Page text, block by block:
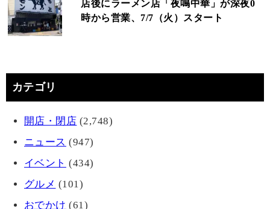
店後にラーメン店「夜鳴中華」が深夜0
時から営業、7/7（火）スタート
カテゴリ
開店・閉店 (2,748)
ニュース (947)
イベント (434)
グルメ (101)
おでかけ (61)